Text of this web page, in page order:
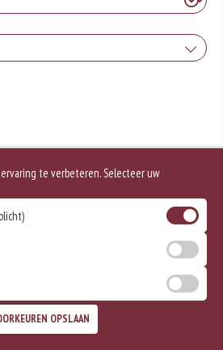
te verbeteren. Selecteer uw
OPSLAAN